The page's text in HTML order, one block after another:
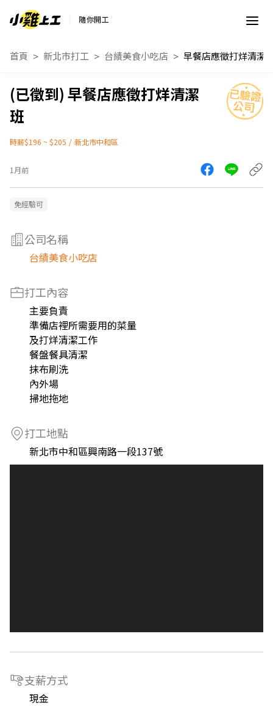
隨你開工
首頁 新北市打工 台績美食小吃店 早餐店應徵打烊清潔
早餐店應徵打烊清潔
班
時薪$196 ~ $205 / 新北市中和區
1月前
免經驗可
公司名稱
台績美食小吃店
打工內容
主要負責
準備店裡所需要用的菜量
及打烊清潔工作
餐盤餐具清潔
抹布刷洗
內外場
掃地拖地
打工地點
新北市中和區興南路一段137號
支薪方式
現金